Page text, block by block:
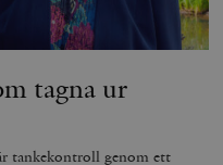
tagna ur
tankekontroll genom ett